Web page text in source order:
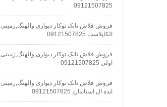
09121507825
فروش فلاش تانک توکار دیواری والهنگ,زمینی
الکاپلاست 09121507825
فروش فلاش تانک توکار دیواری والهنگ,زمینی
اولی 09121507825
فروش فلاش تانک توکار دیواری والهنگ,زمینی
ایده ال استاندارد 09121507825